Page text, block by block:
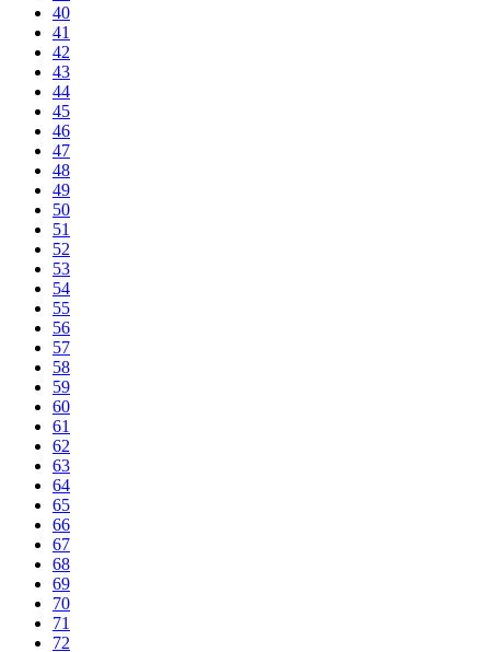
40
41
42
43
44
45
46
47
48
49
50
51
52
53
54
55
56
57
58
59
60
61
62
63
64
65
66
67
68
69
70
71
72